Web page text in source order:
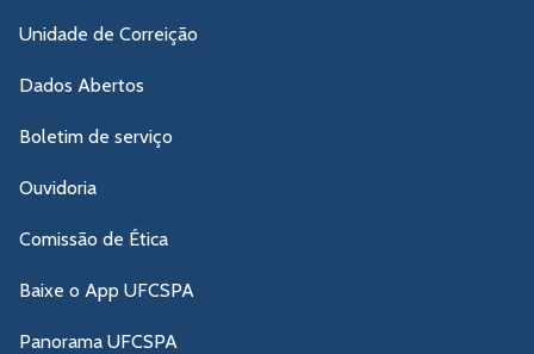
Unidade de Correição
Dados Abertos
Boletim de serviço
Ouvidoria
Comissão de Ética
Baixe o App UFCSPA
Panorama UFCSPA